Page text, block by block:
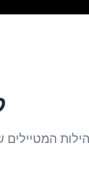
המטיילים